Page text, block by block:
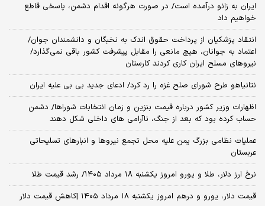
ایران به زانو درآمده است/ در صورت هرگونه اقدام دشمن، پاسخی قاطع
خواهیم داد
انتقاد پزشکیان از پرداخت حقوق اندک به نخبگان و دانشمندان جوان/
اعتماد به جوانان، هیچ مانعی را مقابل پیشرفت کشور باقی نمی‌گذارد/
نیروهای مسلح ایران کاری کردند کارستان
نتانیاهو طرح شورای صلح غزه را رد کرد/ ادعای جدید بی بی علیه ایران
اظهارات وزیر کشور درباره قیمت بنزین و زمان انتخابات شوراها/ دشمن
حساب کرده بود که بعد از جنگ، ناآرامی‌ های داخلی شکل دهند
عملیات نظامی بزرگ یمن علیه محل تجمع نیروها و انبارهای تسلیحاتی
عربستان
نرخ ارز دلار، طلا و یورو امروز یکشنبه ۱۸ مرداد ۱۴۰۵/ رشد قیمت طلا
قیمت دلار، یورو و درهم امروز یکشنبه ۱۸ مرداد ۱۴۰۵ |کاهش قیمت دلار